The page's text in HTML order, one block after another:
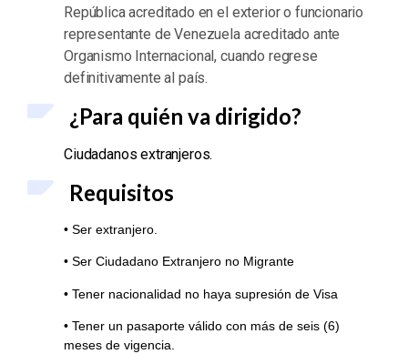
República acreditado en el exterior o funcionario
representante de Venezuela acreditado ante
Organismo Internacional, cuando regrese
definitivamente al país.
¿Para quién va dirigido?
Ciudadanos extranjeros.
Requisitos
• Ser extranjero.
• Ser Ciudadano Extranjero no Migrante
• Tener nacionalidad no haya supresión de Visa
• Tener un pasaporte válido con más de seis (6)
meses de vigencia.